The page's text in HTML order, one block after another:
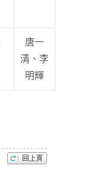
唐一
清、李
明輝